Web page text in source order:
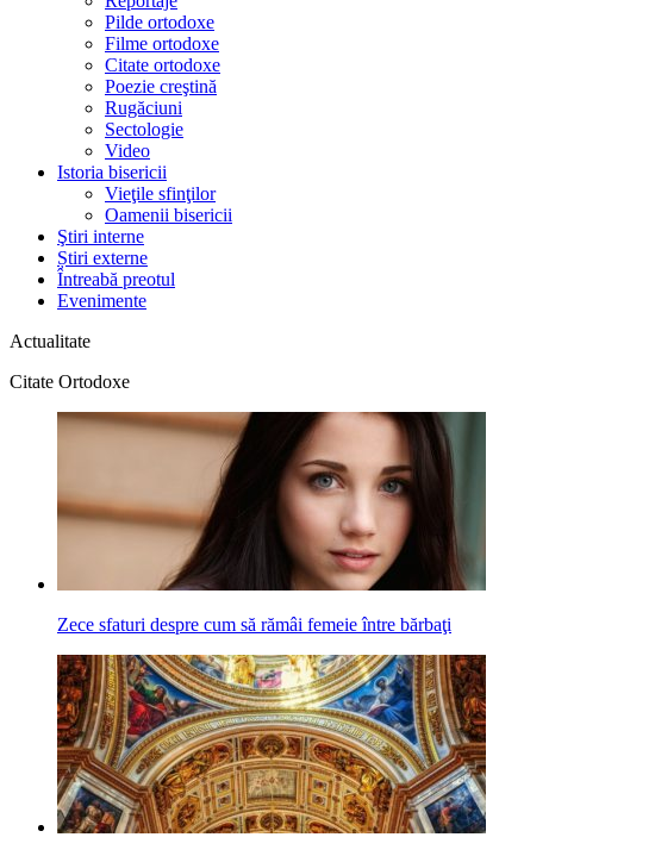
Pilde ortodoxe
Filme ortodoxe
Citate ortodoxe
Poezie creştină
Rugăciuni
Sectologie
Video
Istoria bisericii
Vieţile sfinţilor
Oamenii bisericii
Ştiri interne
Știri externe
Întreabă preotul
Evenimente
Actualitate
Citate Ortodoxe
Zece sfaturi despre cum să rămâi femeie între bărbaţi